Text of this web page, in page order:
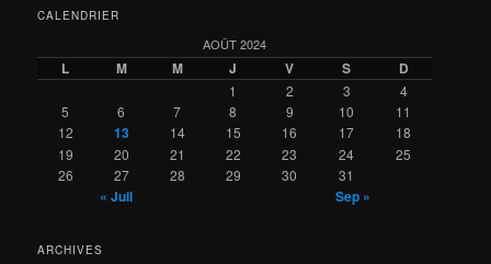
CALENDRIER
AOÛT 2024
L M M J V S D
1 2 3
4
5
6 7 8 9 10
11
12
13 14 15 16 17
18
19
20 21 22 23 24
25
26
27 28 29 30 31
« Juil Sep »
ARCHIVES